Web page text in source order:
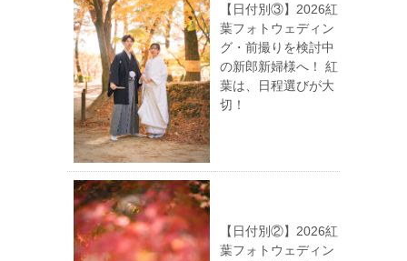
【日付別③】2026紅
葉フォトウェディン
グ・前撮りを検討中
の新郎新婦様へ！ 紅
葉は、日程選びが大
切！
【日付別②】2026紅
葉フォトウェディン